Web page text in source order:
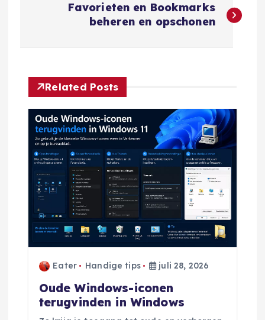
c
h
a
Favorieten en Bookmarks
beheren en opschonen
Related Posts
Eater Handige tips juli 28, 2026
Oude Windows-iconen
terugvinden in Windows